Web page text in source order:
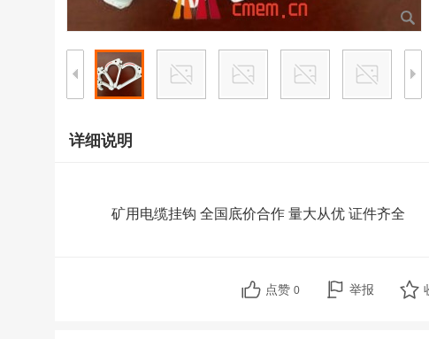
详细说明
矿用电缆挂钩 全国底价合作 量大从优 证件齐全
点赞 0 举报